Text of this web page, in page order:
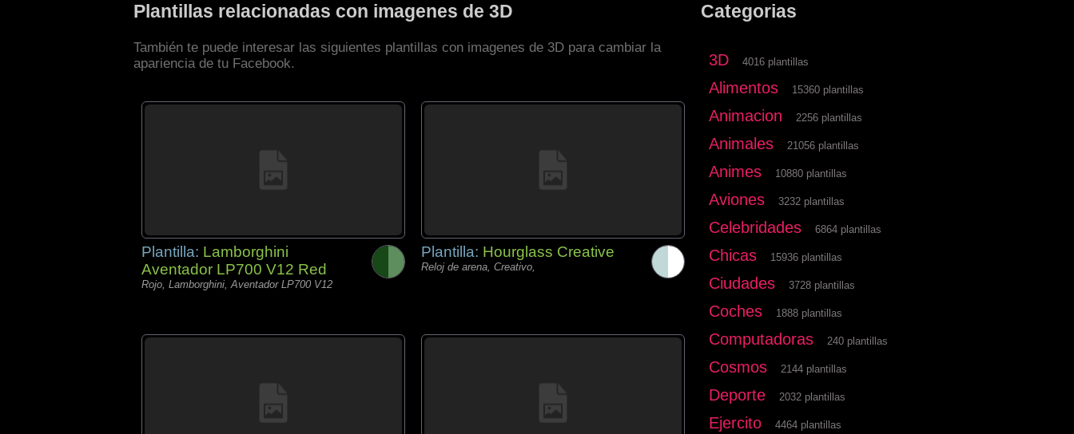
Plantillas relacionadas con imagenes de 3D
También te puede interesar las siguientes plantillas con imagenes de 3D para cambiar la
apariencia de tu Facebook.
Plantilla: Lamborghini
Aventador LP700 V12 Red
Rojo, Lamborghini, Aventador LP700 V12
Plantilla: Hourglass Creative
Reloj de arena, Creativo,
Categorias
3D 4016 plantillas
Alimentos 15360 plantillas
Animacion 2256 plantillas
Animales 21056 plantillas
Animes 10880 plantillas
Aviones 3232 plantillas
Celebridades 6864 plantillas
Chicas 15936 plantillas
Ciudades 3728 plantillas
Coches 1888 plantillas
Computadoras 240 plantillas
Cosmos 2144 plantillas
Deporte 2032 plantillas
Ejercito 4464 plantillas